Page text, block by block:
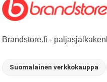
Brandstore.fi -
Suomalainen verkkokauppa